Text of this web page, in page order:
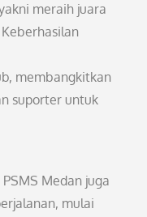
meraih juara
membangkitkan
suporter untuk
Medan juga
mulai